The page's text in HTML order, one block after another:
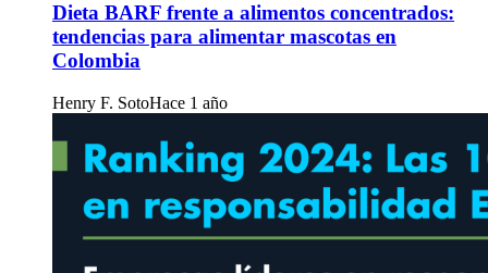
Dieta BARF frente a alimentos concentrados:
tendencias para alimentar mascotas en
Colombia
Henry F. SotoHace 1 año